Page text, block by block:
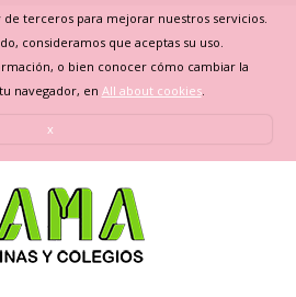
terceros para mejorar nuestros servicios.
consideramos que aceptas su uso.
o bien conocer cómo cambiar la
navegador, en All about cookies.
x